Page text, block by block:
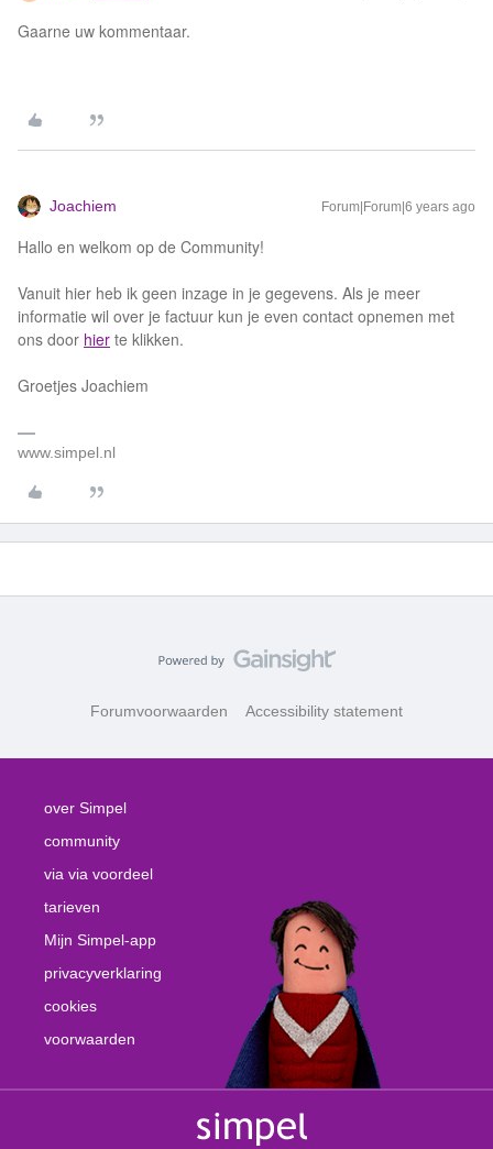
Gaarne uw kommentaar.
Joachiem Forum|Forum|6 years ago
Hallo en welkom op de Community!
Vanuit hier heb ik geen inzage in je gegevens. Als je meer
informatie wil over je factuur kun je even contact opnemen met
ons door hier te klikken.
Groetjes Joachiem
www.simpel.nl
Forumvoorwaarden Accessibility statement
over Simpel
community
via via voordeel
tarieven
Mijn Simpel-app
privacyverklaring
cookies
voorwaarden